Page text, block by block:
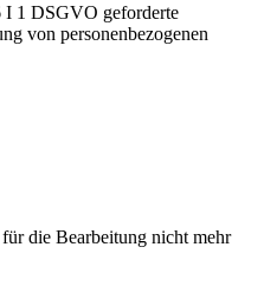
I 1 DSGVO geforderte
von personenbezogenen
die Bearbeitung nicht mehr